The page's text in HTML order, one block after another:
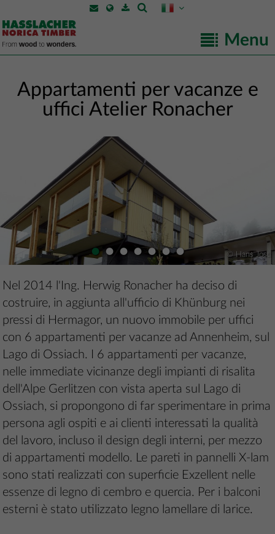
Menu
Appartamenti per vacanze e
uffici Atelier Ronacher
•• ••••• © Hans Jost
Nel 2014 l'Ing. Herwig Ronacher ha deciso di
costruire, in aggiunta all'ufficio di Khünburg nei
pressi di Hermagor, un nuovo immobile per uffici
con 6 appartamenti per vacanze ad Annenheim, sul
Lago di Ossiach. I 6 appartamenti per vacanze,
nelle immediate vicinanze degli impianti di risalita
dell'Alpe Gerlitzen con vista aperta sul Lago di
Ossiach, si propongono di far sperimentare in prima
persona agli ospiti e ai clienti interessati la qualità
del lavoro, incluso il design degli interni, per mezzo
di appartamenti modello. Le pareti in pannelli X-lam
sono stati realizzati con superficie Exzellent nelle
essenze di legno di cembro e quercia. Per i balconi
esterni è stato utilizzato legno lamellare di larice.